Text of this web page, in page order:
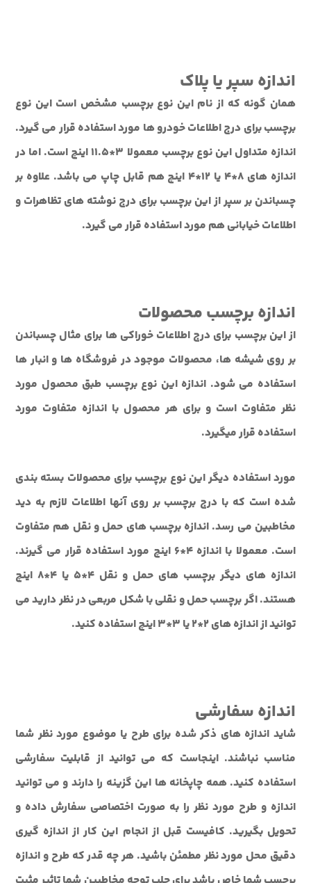
اندازه سپر یا پلاک
همان گونه که از نام این نوع برچسب مشخص است این نوع
برچسب برای درج اطلاعات خودرو ها مورد استفاده قرار می گیرد.
اندازه متداول این نوع برچسب معمولا 3*11.5 اینچ است. اما در
اندازه های 8*4 یا 12*4 اینچ هم قابل چاپ می باشد. علاوه بر
چسباندن بر سپر از این برچسب برای درج نوشته های تظاهرات و
اطلاعات خیابانی هم مورد استفاده قرار می گیرد.
اندازه برچسب محصولات
از این برچسب برای درج اطلاعات خوراکی ها برای مثال چسباندن
بر روی شیشه ها، محصولات موجود در فروشگاه ها و انبار ها
استفاده می شود. اندازه این نوع برچسب طبق محصول مورد
نظر متفاوت است و برای هر محصول با اندازه متفاوت مورد
استفاده قرار میگیرد.
مورد استفاده دیگر این نوع برچسب برای محصولات بسته بندی
شده است که با درج برچسب بر روی آنها اطلاعات لازم به دید
مخاطبین می رسد. اندازه برچسب های حمل و نقل هم متفاوت
است. معمولا با اندازه 4*6 اینچ مورد استفاده قرار می گیرند.
اندازه های دیگر برچسب های حمل و نقل 4*5 یا 4*8 اینچ
هستند. اگر برچسب حمل و نقلی با شکل مربعی در نظر دارید می
توانید از اندازه های 2*2 یا 3*3 اینچ استفاده کنید.
اندازه سفارشی
شاید اندازه های ذکر شده برای طرح یا موضوع مورد نظر شما
مناسب نباشند. اینجاست که می توانید از قابلیت سفارشی
استفاده کنید. همه چاپخانه ها این گزینه را دارند و می توانید
اندازه و طرح مورد نظر را به صورت اختصاصی سفارش داده و
تحویل بگیرید. کافیست قبل از انجام این کار از اندازه گیری
دقیق محل مورد نظر مطمئن باشید. هر چه قدر که طرح و اندازه